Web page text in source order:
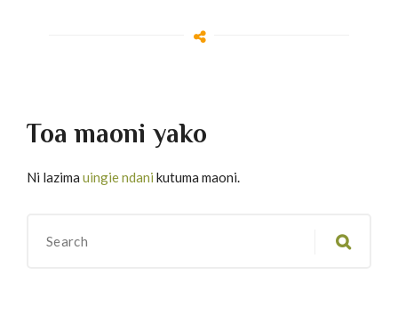
Toa maoni yako
Ni lazima uingie ndani kutuma maoni.